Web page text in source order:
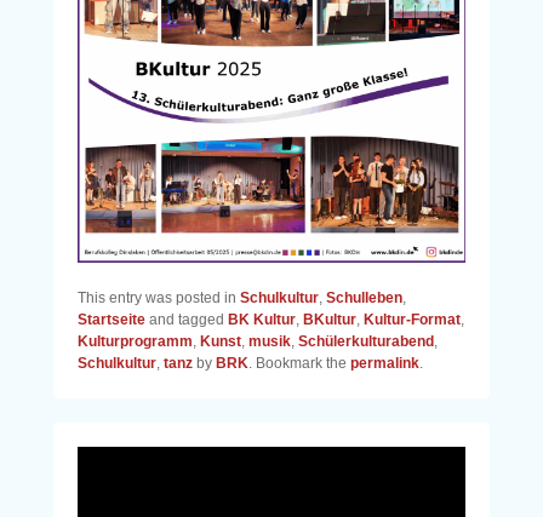
This entry was posted in Schulkultur, Schulleben,
Startseite and tagged BK Kultur, BKultur, Kultur-Format,
Kulturprogramm, Kunst, musik, Schülerkulturabend ,
Schulkultur, tanz by BRK. Bookmark the permalink.